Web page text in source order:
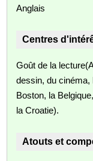
Anglais
Centres
Goût de la
dessin, du
Boston, la
la Croatie).
Atouts et